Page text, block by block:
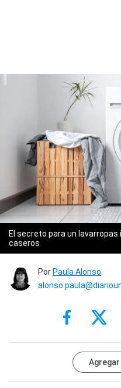
El secreto para un
caseros
Por Paula Alonso
Agregar